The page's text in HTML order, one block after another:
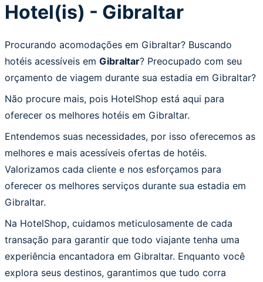
Hotel(is) - Gibraltar
Procurando acomodações em Gibraltar? Buscando
hotéis acessíveis em Gibraltar? Preocupado com seu
orçamento de viagem durante sua estadia em Gibraltar?
Não procure mais, pois HotelShop está aqui para
oferecer os melhores hotéis em Gibraltar.
Entendemos suas necessidades, por isso oferecemos as
melhores e mais acessíveis ofertas de hotéis.
Valorizamos cada cliente e nos esforçamos para
oferecer os melhores serviços durante sua estadia em
Gibraltar.
Na HotelShop, cuidamos meticulosamente de cada
transação para garantir que todo viajante tenha uma
experiência encantadora em Gibraltar. Enquanto você
explora seus destinos, garantimos que tudo corra